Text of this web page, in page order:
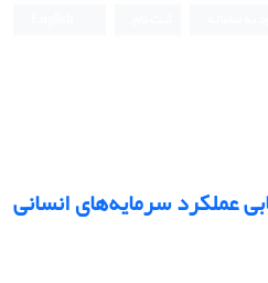
عملکرد سرمایه‌های انسانی